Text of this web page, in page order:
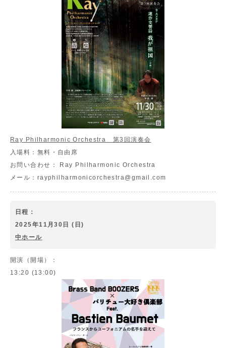
Ray Philharmonic Orchestra 第3回演奏会
入場料： 無料・自由席
お問い合わせ：
Ray Philharmonic Orchestra
メール：rayphilharmonicorchestra@gmail.com
日程：
2025年11月30日 (日)
中ホール
開演（開場）：
13:20 (13:00)